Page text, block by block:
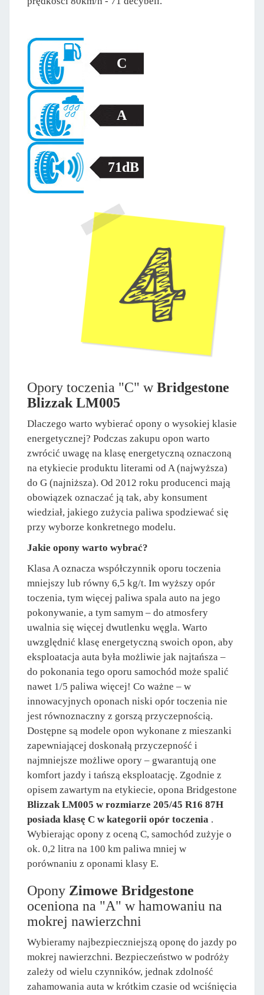
C
A
71dB
Opory toczenia "C" wBridgestone
Blizzak LM005
Dlaczego warto wybierać opony o wysokiej klasie
energetycznej? Podczas zakupu opon warto
zwrócić uwagę na klasę energetyczną oznaczoną
na etykiecie produktu literami od A (najwyższa)
do G (najniższa). Od 2012 roku producenci mają
obowiązek oznaczać ją tak, aby konsument
wiedział, jakiego zużycia paliwa spodziewać się
przy wyborze konkretnego modelu.
Jakie opony warto wybrać?
Klasa A oznacza współczynnik oporu toczenia
mniejszy lub równy 6,5 kg/t. Im wyższy opór
toczenia, tym więcej paliwa spala auto na jego
pokonywanie, a tym samym – do atmosfery
uwalnia się więcej dwutlenku węgla. Warto
uwzględnić klasę energetyczną swoich opon, aby
eksploatacja auta była możliwie jak najtańsza –
do pokonania tego oporu samochód może spalić
nawet 1/5 paliwa więcej! Co ważne – w
innowacyjnych oponach niski opór toczenia nie
jest równoznaczny z gorszą przyczepnością.
Dostępne są modele opon wykonane z mieszanki
zapewniającej doskonałą przyczepność i
najmniejsze możliwe opory – gwarantują one
komfort jazdy i tańszą eksploatację. Zgodnie z
opisem zawartym na etykiecie, opona Bridgestone
Blizzak LM005 w rozmiarze 205/45 R16 87H
posiada klasę C w kategorii opór toczenia .
Wybierając opony z oceną C, samochód zużyje o
ok. 0,2 litra na 100 km paliwa mniej w
porównaniu z oponami klasy E.
Opony Zimowe Bridgestone
oceniona na "A" w hamowaniu na
mokrej nawierzchni
Wybieramy najbezpieczniejszą oponę do jazdy po
mokrej nawierzchni. Bezpieczeństwo w podróży
zależy od wielu czynników, jednak zdolność
zahamowania auta w krótkim czasie od wciśnięcia